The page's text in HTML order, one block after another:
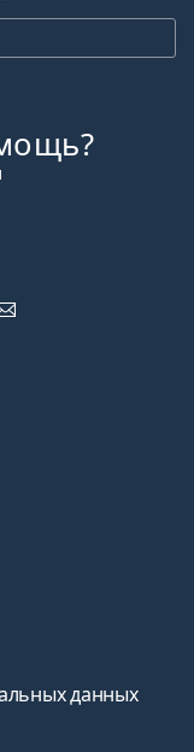
данных